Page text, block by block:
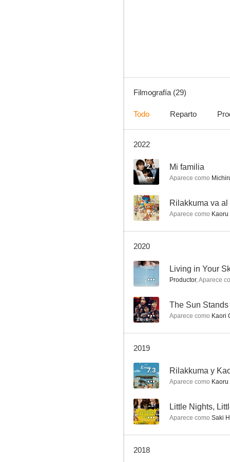
The Sun Stands Still - the Eclipse -
--
Every Day a Good Day
--
Filmografía (29)
Todo Reparto
2022
2.0 Mi familia
Aparece como
-- Rilakkuma va
Aparece como
2020
-- Living in Your
Productor,Aparece
-- The Sun
Aparece como Kaori
2019
7.3 Rilakkuma y
Aparece como
-- Little Nights,
Aparece como Saki
2018